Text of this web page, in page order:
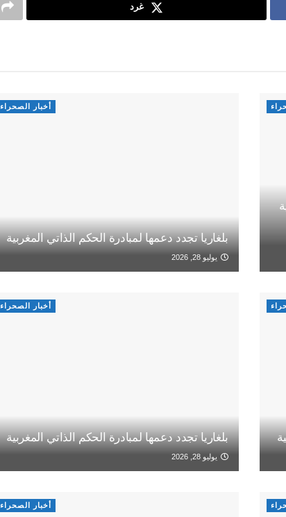
غرد
أخبار الصحراء
بلغاريا تجدد دعمها لمبادرة الحكم الذاتي المغربية
يوليو 28, 2026
أخبار الصحراء
بلغاريا تجدد دعمها لمبادرة الحكم الذاتي المغربية
يوليو 28, 2026
أخبار الصحراء